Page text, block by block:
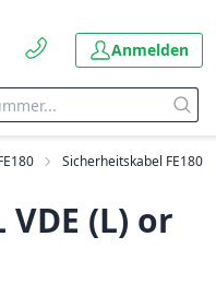
Anmelden
Sicherheitskabel FE180
VDE (L) or